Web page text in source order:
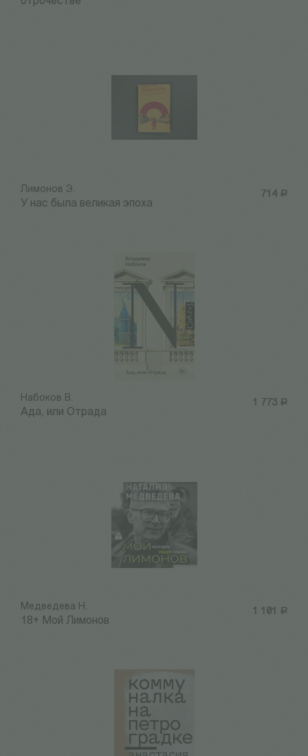
714 Р
Лимонов Э.
У нас была великая эпоха
1 773 Р
Набоков В.
Ада, или Отрада
1 101 Р
Медведева Н.
18+ Мой Лимонов